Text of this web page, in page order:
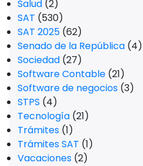
Salud (2)
SAT (530)
SAT 2025 (62)
Senado de la República (4)
Sociedad (27)
Software Contable (21)
Software de negocios (3)
STPS (4)
Tecnología (21)
Trámites (1)
Trámites SAT (1)
Vacaciones (2)